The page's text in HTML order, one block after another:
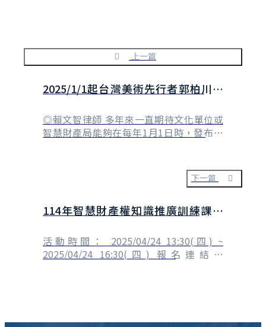
上一篇
2025/1/1起台灣美術先行者郭柏川著
◎賴文智律師 多年來一直期待文化單位或
智慧財產局能夠在每年1月1日時，發布一
領域。讓社會上更多人有機會因為著作財產
權保護期間屆滿，而有更多的機會認識這些
向未來。 一早進辦公室，覺得這件事其實
下一篇
114年智慧財產權知識推廣訓練課程
的界線】(線上課程)
活動時間： 2025/04/24 13:30(四) ~
2025/04/24 16:30(四) 報名連結：
上課程)抄襲一⋯